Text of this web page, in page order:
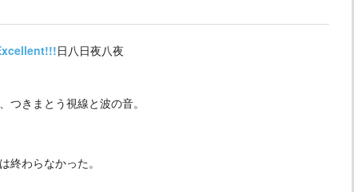
日八日夜八夜
つきまとう視線と波の音。
終わらなかった。